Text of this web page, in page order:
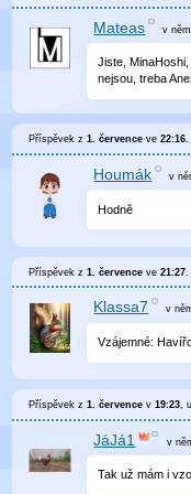
Mateas v
Jiste,
nejsou, treba
Příspěvek z1. července ve22:16.
Houmák v
Hodně
Příspěvek z1. července ve21:27
Klassa7 v
Vzájemné:
Příspěvek z1. července v19:23 ,
JáJá1 v
Tak už mám i